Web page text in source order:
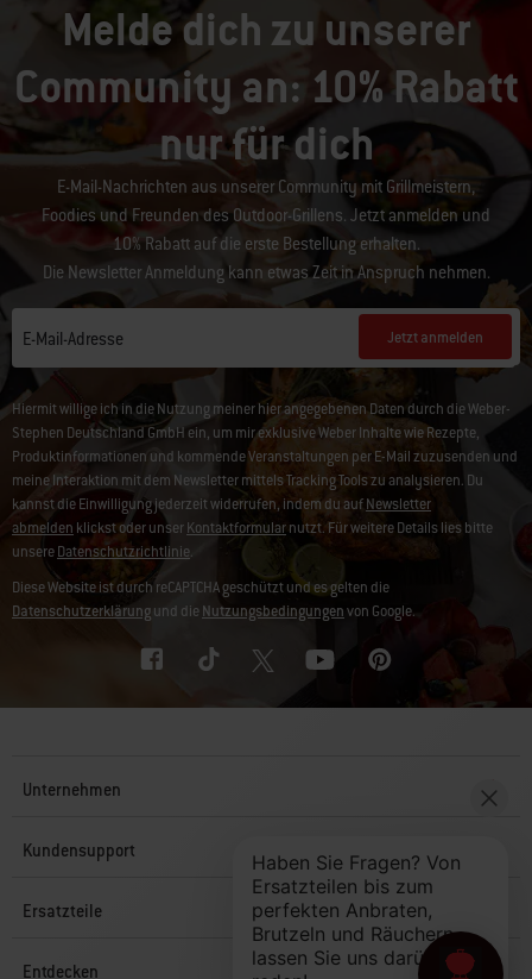
Melde dich zu unserer
Community an: 10% Rabatt
nur für dich
E-Mail-Nachrichten aus unserer Community mit Grillmeistern,
Foodies und Freunden des Outdoor-Grillens. Jetzt anmelden und
10% Rabatt auf die erste Bestellung erhalten.
Die Newsletter Anmeldung kann etwas Zeit in Anspruch nehmen.
E-Mail-Adresse Jetzt anmelden
Hiermit willige ich in die Nutzung meiner hier angegebenen Daten durch die Weber-
Stephen Deutschland GmbH ein, um mir exklusive Weber Inhalte wie Rezepte,
Produktinformationen und kommende Veranstaltungen per E-Mail zuzusenden und
meine Interaktion mit dem Newsletter mittels Tracking Tools zu analysieren. Du
kannst die Einwilligung jederzeit widerrufen, indem du aufNewsletter
abmelden klickst oder unserKontaktformularnutzt. Für weitere Details lies bitte
unsereDatenschutzrichtlinie.
Diese Website ist durch reCAPTCHA geschützt und es gelten die
Datenschutzerklärungund dieNutzungsbedingungenvon Google.
Unternehmen
Kundensupport
Ersatzteile
Entdecken